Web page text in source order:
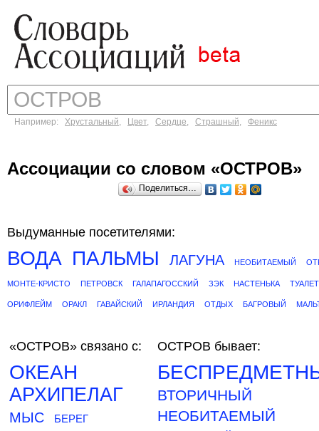
Например: Хрустальный, Цвет, Сердце, Страшный, Феникс
Ассоциации со словом «ОСТРОВ»
Поделиться…
Выдуманные посетителями:
ВОДА ПАЛЬМЫ ЛАГУНА НЕОБИТАЕМЫЙ
МОНТЕ-КРИСТО ПЕТРОВСК ГАЛАПАГОССКИЙ ЗЭК НАСТЕНЬКА
ОРИФЛЕЙМ ОРАКЛ ГАВАЙСКИЙ ИРЛАНДИЯ ОТДЫХ БАГРОВЫЙ
«ОСТРОВ» связано с:
ОКЕАН
АРХИПЕЛАГ
МЫС БЕРЕГ
ОСТРОВ бывает:
ВТОРИЧНЫЙ
НЕОБИТАЕМЫЙ